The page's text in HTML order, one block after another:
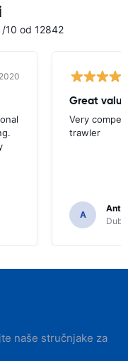
/10 od 12842
Great value
Very
trawler
A
naše stručnjake za